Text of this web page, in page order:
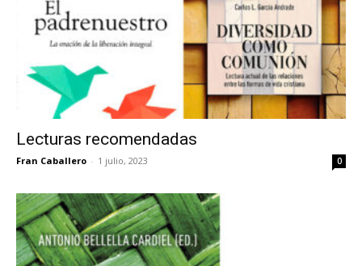
Lecturas recomendadas
Fran Caballero - 1 julio, 2023 0